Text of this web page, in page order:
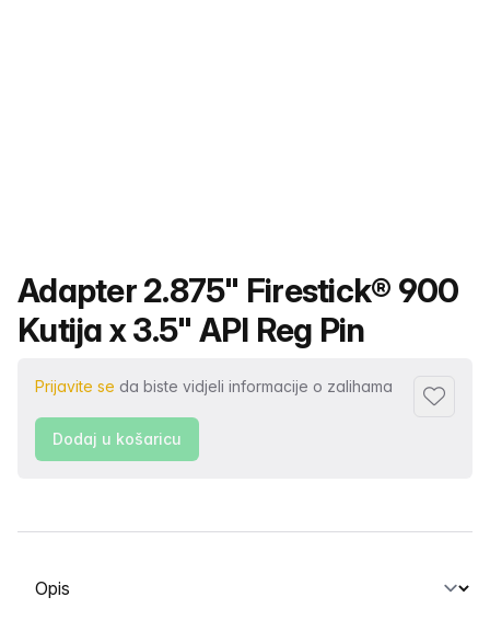
Naziv proizvoda
Adapter 2.875" Firestick® 900
Kutija x 3.5" API Reg Pin
Prijavite se da biste vidjeli informacije o zalihama
Dodaj
Dodaj u košaricu
Odabir kartice